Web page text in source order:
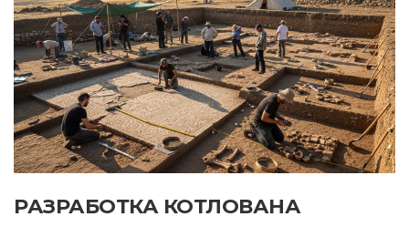
РАЗРАБОТКА КОТЛОВАНА